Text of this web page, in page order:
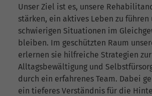
Unser Ziel ist es, unsere
stärken, ein aktives Leben zu führen
schwierigen Situationen im
bleiben. Im geschützten Raum
erlernen sie hilfreiche Strategien zur
Alltagsbewältigung und
durch ein erfahrenes Team. Dabei
ein tieferes Verständnis für die